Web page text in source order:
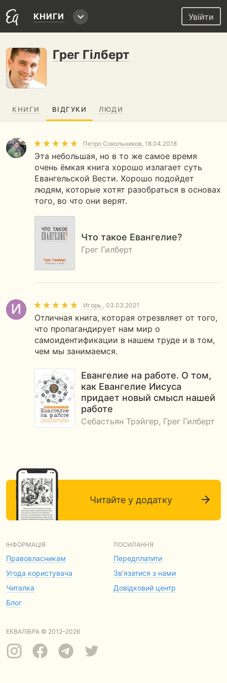
КНИГИ Увійти
Грег Гілберт
КНИГИ ВІДГУКИ ЛЮДИ
Петро Сокольников, 18.04.2018
Эта небольшая, но в то же самое время
очень ёмкая книга хорошо излагает суть
Евангельской Вести. Хорошо подойдет
людям, которые хотят разобраться в основах
того, во что они верят.
Что такое Евангелие?
Грег Гилберт
Игорь , 03.03.2021
Отличная книга, которая отрезвляет от того,
что пропагандирует нам мир о
самоидентификации в нашем труде и в том,
чем мы занимаемся.
Евангелие на работе. О том,
как Евангелие Иисуса
придает новый смысл нашей
работе
Себастьян Трэйгер, Грег Гилберт
Читайте у додатку
ІНФОРМАЦІЯ
Правовласникам
Угода користувача
Читалка
Блог
ПОСИЛАННЯ
Передплатити
Зв'язатися з нами
Довідковий центр
ЕКВАЛІБРА © 2012–2026